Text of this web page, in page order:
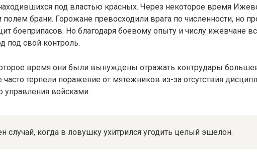
под властью красных. Через некоторое время
полем брани. Горожане превосходили врага по численности, но
боеприпасов. Но благодаря боевому опыту и числу ижевчане
под свой контроль.
время они были вынуждены отражать контрудары
терпели поражение от мятежников из-за отсутствия
управления войсками.
случай, когда в ловушку ухитрился угодить целый эшелон.